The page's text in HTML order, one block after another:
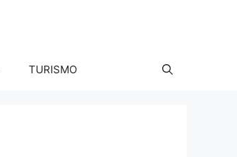
TURISMO